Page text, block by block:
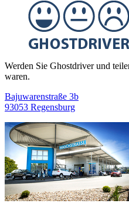
Werden Sie Ghostdriver und
waren.
Bajuwarenstraße 3b
93053 Regensburg